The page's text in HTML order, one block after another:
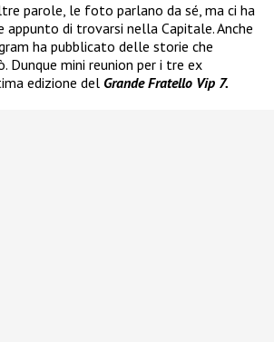
parole, le foto parlano da sé, ma ci ha
di trovarsi nella Capitale. Anche
ha pubblicato delle storie che
Dunque mini reunion per i tre ex
edizione del Grande Fratello Vip 7.